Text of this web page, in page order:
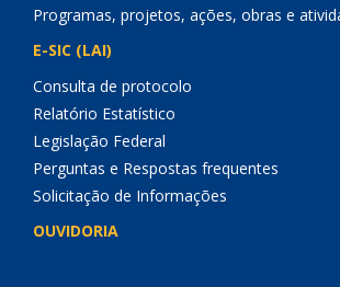
Programas, projetos, ações, obras e
E-SIC (LAI)
Consulta de protocolo
Relatório Estatístico
Legislação Federal
Perguntas e Respostas frequentes
Solicitação de Informações
OUVIDORIA